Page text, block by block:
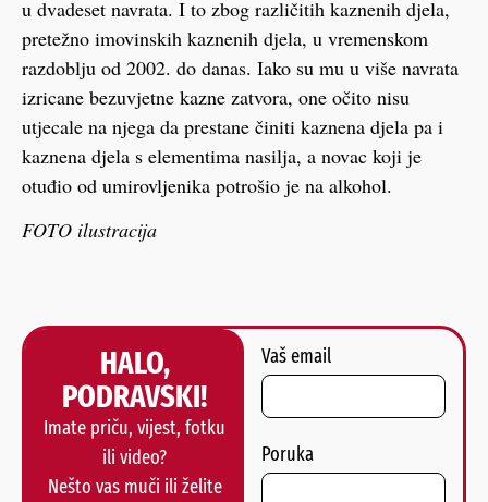
u dvadeset navrata. I to zbog različitih kaznenih djela,
pretežno imovinskih kaznenih djela, u vremenskom
razdoblju od 2002. do danas. Iako su mu u više navrata
izricane bezuvjetne kazne zatvora, one očito nisu
utjecale na njega da prestane činiti kaznena djela pa i
kaznena djela s elementima nasilja, a novac koji je
otuđio od umirovljenika potrošio je na alkohol.
FOTO ilustracija
HALO,
PODRAVSKI!
Imate priču, vijest, fotku
ili video?
Nešto vas muči ili želite
Vaš email
Poruka